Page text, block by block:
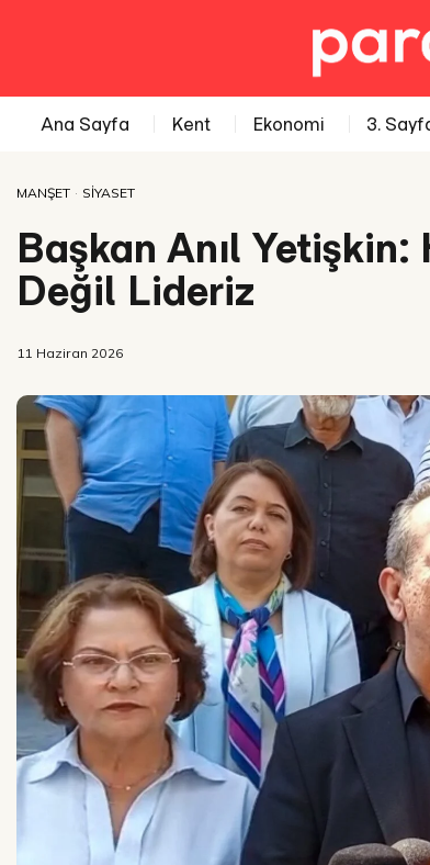
Ana Sayfa Kent Ekonomi 3.
MANŞET · SIYASET
Başkan Anıl
Değil Lideriz
11 Haziran 2026